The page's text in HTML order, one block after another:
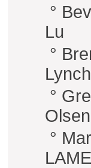
°
Lu
°
Lynch
°
Olsen
°